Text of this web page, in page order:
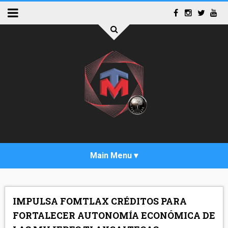
IMPULSA FOMTLAX CRÉDITOS PARA
FORTALECER AUTONOMÍA ECONÓMICA DE